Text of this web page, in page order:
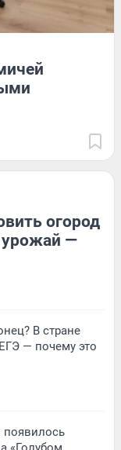
огород
урожай —
В стране
— почему это
появилось